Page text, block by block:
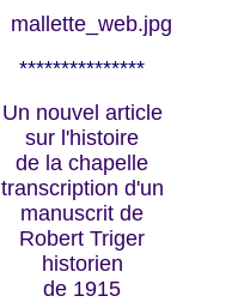
***************
Un nouvel article
sur l'histoire
de la chapelle
transcription d'un
manuscrit de
Robert Triger
historien
de 1915